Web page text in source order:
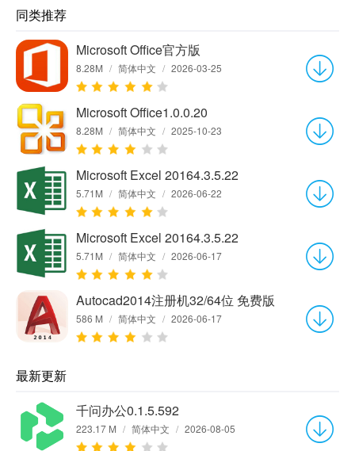
同类推荐
Microsoft Office官方版
8.28M / 简体中文 / 2026-03-25
Microsoft Office1.0.0.20
8.28M / 简体中文 / 2025-10-23
Microsoft Excel 20164.3.5.22
5.71M / 简体中文 / 2026-06-22
Microsoft Excel 20164.3.5.22
5.71M / 简体中文 / 2026-06-17
Autocad2014注册机32/64位 免费版
586 M / 简体中文 / 2026-06-17
最新更新
千问办公0.1.5.592
223.17 M / 简体中文 / 2026-08-05